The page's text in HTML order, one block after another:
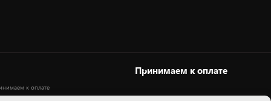
Принимаем к оплате